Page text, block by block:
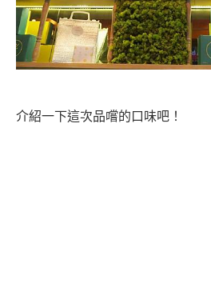
介紹一下這次品嚐的口味吧！